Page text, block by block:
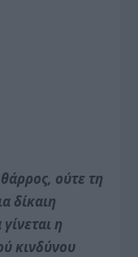
ούτε τη
δίκαιη
η
κινδύνου